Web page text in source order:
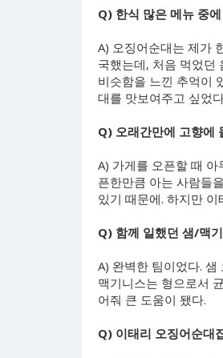
Q) 한식 많은 메뉴 중
A) 오징어순대는 제가
국했는데, 처음 먹었던
비슷함을 느낀 추억이
대를 맛보여주고 싶었
Q) 오래간만에 고향에
A) 가게를 오픈할 때
픈한만큼 아는 사람들
있기 때문에. 하지만
Q) 함께 일했던 샘/맥
A) 완벽한 팀이었다.
맥기니스는 형으로서
어줘 큰 도움이 됐다.
Q) 이태리 오징어순대